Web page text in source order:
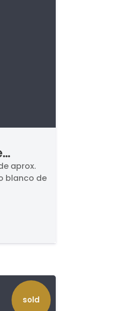
ct en
aprox.
blanco de
sold